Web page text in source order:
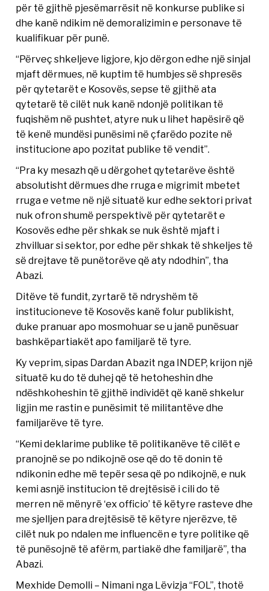
për të gjithë pjesëmarrësit në konkurse publike si
dhe kanë ndikim në demoralizimin e personave të
kualifikuar për punë.
“Përveç shkeljeve ligjore, kjo dërgon edhe një sinjal
mjaft dërmues, në kuptim të humbjes së shpresës
për qytetarët e Kosovës, sepse të gjithë ata
qytetarë të cilët nuk kanë ndonjë politikan të
fuqishëm në pushtet, atyre nuk u lihet hapësirë që
të kenë mundësi punësimi në çfarëdo pozite në
institucione apo pozitat publike të vendit”.
“Pra ky mesazh që u dërgohet qytetarëve është
absolutisht dërmues dhe rruga e migrimit mbetet
rruga e vetme në një situatë kur edhe sektori privat
nuk ofron shumë perspektivë për qytetarët e
Kosovës edhe për shkak se nuk është mjaft i
zhvilluar si sektor, por edhe për shkak të shkeljes të
së drejtave të punëtorëve që aty ndodhin”, tha
Abazi.
Ditëve të fundit, zyrtarë të ndryshëm të
institucioneve të Kosovës kanë folur publikisht,
duke pranuar apo mosmohuar se u janë punësuar
bashkëpartiakët apo familjarë të tyre.
Ky veprim, sipas Dardan Abazit nga INDEP, krijon një
situatë ku do të duhej që të hetoheshin dhe
ndëshkoheshin të gjithë individët që kanë shkelur
ligjin me rastin e punësimit të militantëve dhe
familjarëve të tyre.
“Kemi deklarime publike të politikanëve të cilët e
pranojnë se po ndikojnë ose që do të donin të
ndikonin edhe më tepër sesa që po ndikojnë, e nuk
kemi asnjë institucion të drejtësisë i cili do të
merren në mënyrë ‘ex officio’ të këtyre rasteve dhe
me sjelljen para drejtësisë të këtyre njerëzve, të
cilët nuk po ndalen me influencën e tyre politike që
të punësojnë të afërm, partiakë dhe familjarë”, tha
Abazi.
Mexhide Demolli – Nimani nga Lëvizja “FOL”, thotë